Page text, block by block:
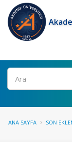
Ara
ANA SAYFA SON